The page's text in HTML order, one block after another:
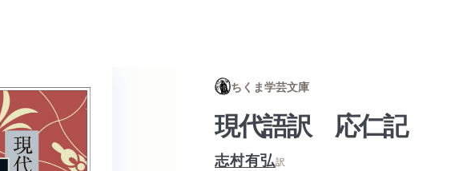
ちくま学芸文庫
現代語訳 応仁記
志村有弘訳